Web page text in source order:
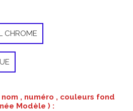
CHROME
, numéro , couleurs fond
Modèle ) :